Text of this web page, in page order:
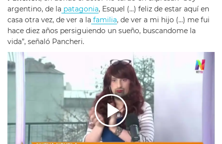
argentino, de la patagonia, Esquel (…) feliz de estar aquí en
casa otra vez, de ver a la familia, de ver a mi hijo (…) me fui
hace diez años persiguiendo un sueño, buscandome la
vida”, señaló Pancheri.